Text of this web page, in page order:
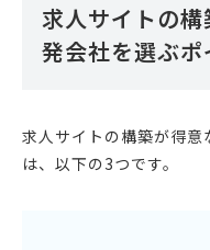
求人サイトの
発会社を選ぶ
求人サイトの構築が得意
は、以下の3つです。